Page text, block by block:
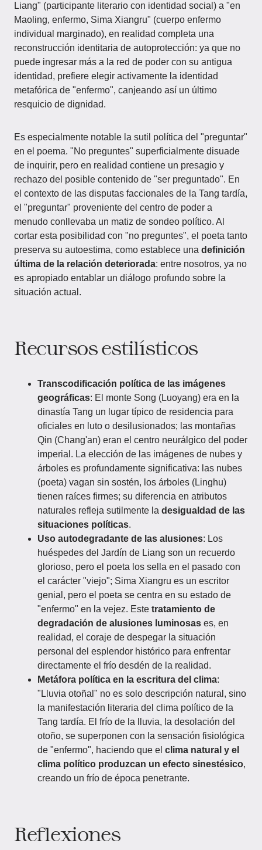
Liang" (participante literario con identidad social) a "en
Maoling, enfermo, Sima Xiangru" (cuerpo enfermo
individual marginado), en realidad completa una
reconstrucción identitaria de autoprotección: ya que no
puede ingresar más a la red de poder con su antigua
identidad, prefiere elegir activamente la identidad
metafórica de "enfermo", canjeando así un último
resquicio de dignidad.
Es especialmente notable la sutil política del "preguntar"
en el poema. "No preguntes" superficialmente disuade
de inquirir, pero en realidad contiene un presagio y
rechazo del posible contenido de "ser preguntado". En
el contexto de las disputas faccionales de la Tang tardía,
el "preguntar" proveniente del centro de poder a
menudo conllevaba un matiz de sondeo político. Al
cortar esta posibilidad con "no preguntes", el poeta tanto
preserva su autoestima, como establece una definición
última de la relación deteriorada: entre nosotros, ya no
es apropiado entablar un diálogo profundo sobre la
situación actual.
Recursos estilísticos
Transcodificación política de las imágenes
geográficas: El monte Song (Luoyang) era en la
dinastía Tang un lugar típico de residencia para
oficiales en luto o desilusionados; las montañas
Qin (Chang'an) eran el centro neurálgico del poder
imperial. La elección de las imágenes de nubes y
árboles es profundamente significativa: las nubes
(poeta) vagan sin sostén, los árboles (Linghu)
tienen raíces firmes; su diferencia en atributos
naturales refleja sutilmente la desigualdad de las
situaciones políticas.
Uso autodegradante de las alusiones: Los
huéspedes del Jardín de Liang son un recuerdo
glorioso, pero el poeta los sella en el pasado con
el carácter "viejo"; Sima Xiangru es un escritor
genial, pero el poeta se centra en su estado de
"enfermo" en la vejez. Este tratamiento de
degradación de alusiones luminosas es, en
realidad, el coraje de despegar la situación
personal del esplendor histórico para enfrentar
directamente el frío desdén de la realidad.
Metáfora política en la escritura del clima:
"Lluvia otoñal" no es solo descripción natural, sino
la manifestación literaria del clima político de la
Tang tardía. El frío de la lluvia, la desolación del
otoño, se superponen con la sensación fisiológica
de "enfermo", haciendo que el clima natural y el
clima político produzcan un efecto sinestésico,
creando un frío de época penetrante.
Reflexiones